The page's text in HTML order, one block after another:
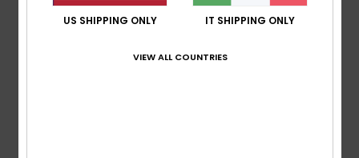
US SHIPPING ONLY IT SHIPPING ONLY
VIEW ALL COUNTRIES